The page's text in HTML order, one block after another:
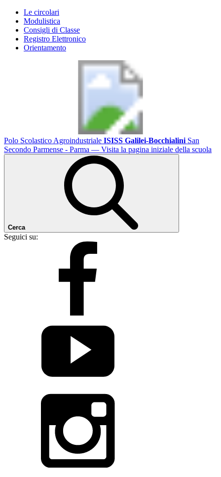
Le circolari
Modulistica
Consigli di Classe
Registro Elettronico
Orientamento
Polo Scolastico Agroindustriale ISISS Galilei-Bocchialini San
Secondo Parmense - Parma — Visita la pagina iniziale della scuola
Cerca
Seguici su: